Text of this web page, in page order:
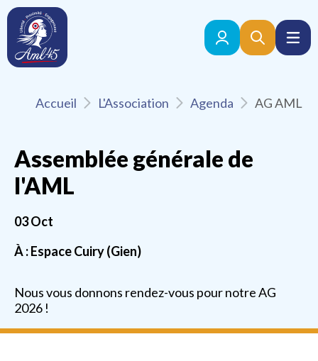
Accueil L'Association Agenda AG AML
Assemblée générale de
l'AML
03Oct
À : Espace Cuiry (Gien)
Nous vous donnons rendez-vous pour notre AG
2026 !